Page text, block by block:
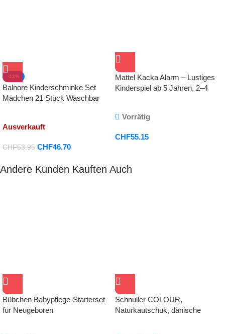
-13%
Balnore Kinderschminke Set
Mädchen 21 Stück Waschbar
Makeup Set Rollenspiel
Jahre
Ausverkauft
CHF53.95 CHF46.70
Mattel Kacka Alarm – Lustiges
Kinderspiel ab 5 Jahren, 2–4
Vorrätig
CHF55.15
Andere Kunden Kauften Auch
Bübchen Babypflege-Starterset
für Neugeboren
Schnuller COLOUR,
Naturkautschuk, dänische